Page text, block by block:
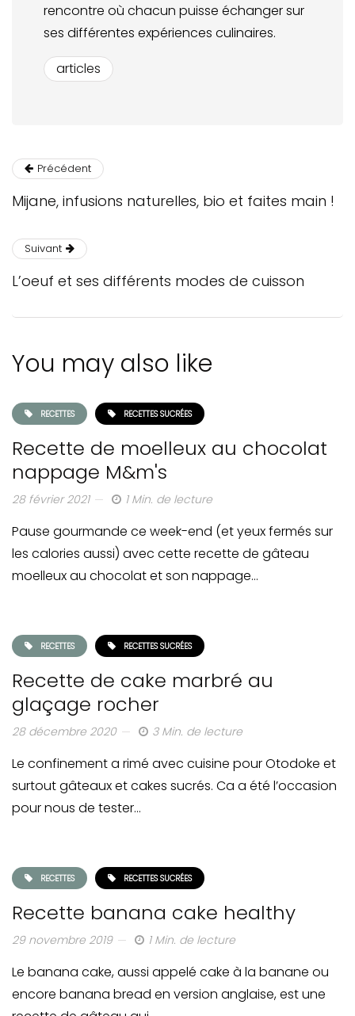
rencontre où chacun puisse échanger sur
ses différentes expériences culinaires.
articles
Précédent
Mijane, infusions naturelles, bio et faites main !
Suivant
L’oeuf et ses différents modes de cuisson
You may also like
RECETTES RECETTES SUCRÉES
Recette de moelleux au chocolat
nappage M&m's
28 février 2021 1 Min. de lecture
Pause gourmande ce week-end (et yeux fermés sur
les calories aussi) avec cette recette de gâteau
moelleux au chocolat et son nappage…
RECETTES RECETTES SUCRÉES
Recette de cake marbré au
glaçage rocher
28 décembre 2020 3 Min. de lecture
Le confinement a rimé avec cuisine pour Otodoke et
surtout gâteaux et cakes sucrés. Ca a été l’occasion
pour nous de tester…
RECETTES RECETTES SUCRÉES
Recette banana cake healthy
29 novembre 2019 1 Min. de lecture
Le banana cake, aussi appelé cake à la banane ou
encore banana bread en version anglaise, est une